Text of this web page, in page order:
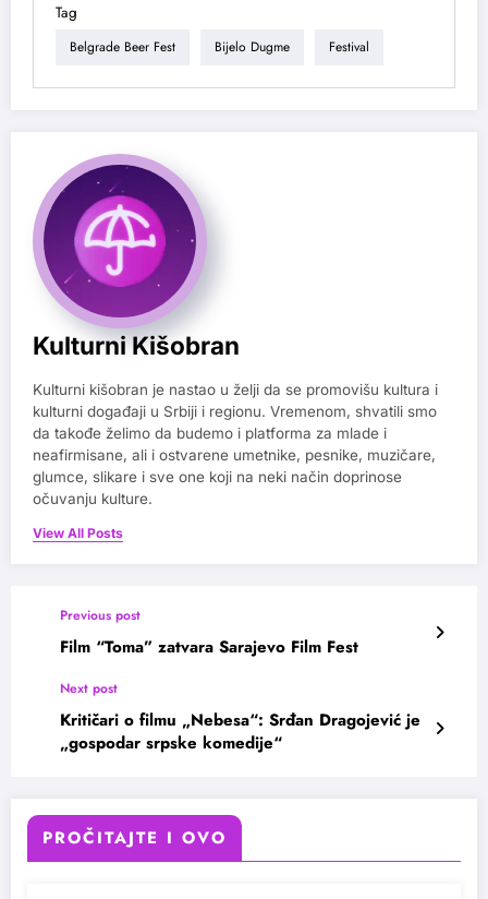
Tag
Belgrade Beer Fest Bijelo Dugme Festival
Kulturni Kišobran
Kulturni kišobran je nastao u želji da se promovišu kultura i
kulturni događaji u Srbiji i regionu. Vremenom, shvatili smo
da takođe želimo da budemo i platforma za mlade i
neafirmisane, ali i ostvarene umetnike, pesnike, muzičare,
glumce, slikare i sve one koji na neki način doprinose
očuvanju kulture.
View All Posts
Previous post
Film “Toma” zatvara Sarajevo Film Fest
Next post
Kritičari o filmu „Nebesa“: Srđan Dragojević je
„gospodar srpske komedije“
PROČITAJTE I OVO